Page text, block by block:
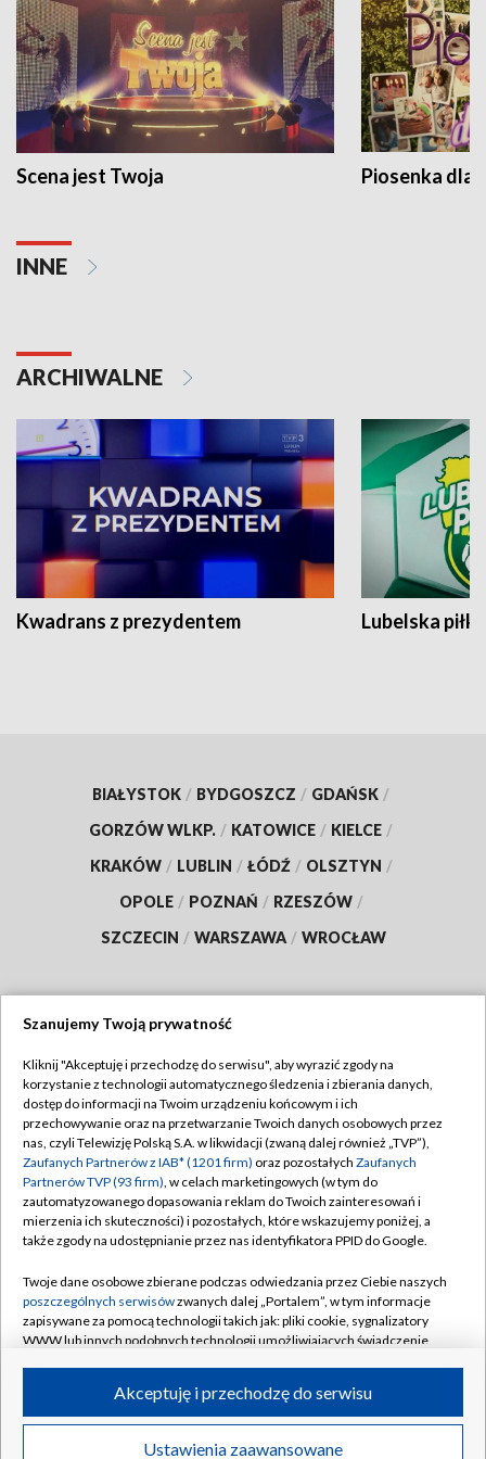
Scena jest Twoja Piosenka dla
INNE
ARCHIWALNE
Kwadrans z prezydentem Lubelska piłka
BIAŁYSTOK / BYDGOSZCZ / GDAŃSK /
GORZÓW WLKP. / KATOWICE / KIELCE /
KRAKÓW / LUBLIN / ŁÓDŹ / OLSZTYN /
OPOLE / POZNAŃ / RZESZÓW /
SZCZECIN / WARSZAWA / WROCŁAW
TVP
Abonament TVP
Emisja w TVP
Centrum informacji TVP
Naziemna Telewizja Cyfrowa
Rada Programowa
System NOS
Informacje o nadawcy
Program dla prasy
Regulamin TVP
Polityka prywatności
Moje zgody
Pomoc
Kontakt
Kanały
©2026 Telewizja Polska S.A. w likwidacji
Szanujemy Twoją prywatność
Kliknij "Akceptuję i przechodzę do serwisu", aby wyrazić zgody na
korzystanie z technologii automatycznego śledzenia i zbierania danych,
dostęp do informacji na Twoim urządzeniu końcowym i ich
przechowywanie oraz na przetwarzanie Twoich danych osobowych przez
nas, czyli Telewizję Polską S.A. w likwidacji (zwaną dalej również „TVP”),
Zaufanych Partnerów z IAB* (1201 firm) oraz pozostałych Zaufanych
Partnerów TVP (93 firm), w celach marketingowych (w tym do
zautomatyzowanego dopasowania reklam do Twoich zainteresowań i
mierzenia ich skuteczności) i pozostałych, które wskazujemy poniżej, a
także zgody na udostępnianie przez nas identyfikatora PPID do Google.
Twoje dane osobowe zbierane podczas odwiedzania przez Ciebie naszych
poszczególnych serwisówzwanych dalej „Portalem”, w tym informacje
zapisywane za pomocą technologii takich jak: pliki cookie, sygnalizatory
WWW lub innych podobnych technologii umożliwiających świadczenie
ruchu w Internecie.
Twoje dane osobowe zbierane podczas odwiedzania przez Ciebie
Ustawienia zaawansowane
Akceptuję i przechodzę do serwisu